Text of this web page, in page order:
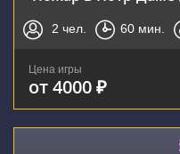
2 чел. 60 мин.
Цена игры
от 4000 ₽